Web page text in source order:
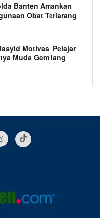
Banten Amankan
Obat Terlarang
Motivasi Pelajar
Muda Gemilang